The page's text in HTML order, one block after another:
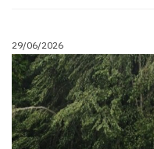
29/06/2026